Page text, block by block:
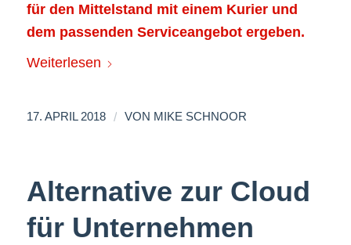
für den Mittelstand mit einem Kurier und
dem passenden Serviceangebot ergeben.
Weiterlesen
17. APRIL 2018 / VON MIKE SCHNOOR
Alternative zur Cloud
für Unternehmen